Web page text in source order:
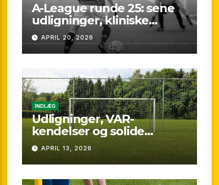
A-League runde 25: sene
udligninger, kliniske
kontraster og små
marginaler
APRIL 20, 2026
INDLÆG
Udligninger, VAR-
kendelser og solide
præstationer: Overblik
over A-League runde 24
(25/26)
APRIL 13, 2026